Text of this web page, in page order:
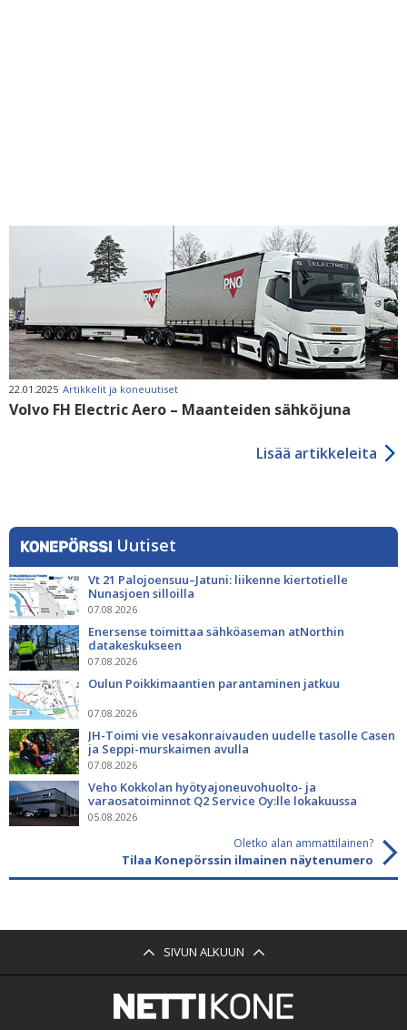
22.01.2025 Artikkelit ja koneuutiset
Volvo FH Electric Aero – Maanteiden sähköjuna
Lisää artikkeleita
Uutiset
Vt 21 Palojoensuu–Jatuni: liikenne kiertotielle
Nunasjoen silloilla
07.08.2026
Enersense toimittaa sähköaseman atNorthin
datakeskukseen
07.08.2026
Oulun Poikkimaantien parantaminen jatkuu
07.08.2026
JH-Toimi vie vesakonraivauden uudelle tasolle Casen
ja Seppi-murskaimen avulla
07.08.2026
Veho Kokkolan hyötyajoneuvohuolto- ja
varaosatoiminnot Q2 Service Oy:lle lokakuussa
05.08.2026
Oletko alan ammattilainen?
Tilaa Konepörssin ilmainen näytenumero
SIVUN ALKUUN